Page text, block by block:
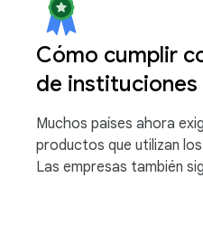
Cómo cumplir
de
Muchos países ahora
productos que utilizan
Las empresas también